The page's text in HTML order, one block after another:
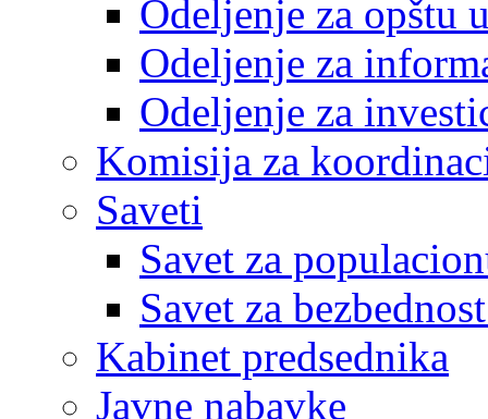
Odeljenje za opštu
Odeljenje za
Odeljenje za
Komisija za
Saveti
Savet za
Savet za
Kabinet predsednika
Javne nabavke